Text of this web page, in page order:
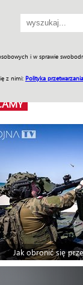
i w sprawie
z nimi: Polityka
Jednodniówki
Jak obronić się